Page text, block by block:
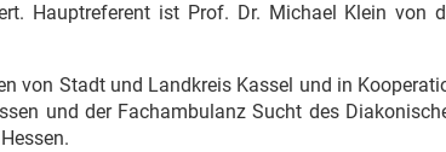
Hauptreferent ist Prof. Dr. Michael Klein von
von Stadt und Landkreis Kassel und in
und der Fachambulanz Sucht des